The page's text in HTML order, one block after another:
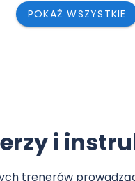
POKAŻ WSZYSTKIE
i
trenerów